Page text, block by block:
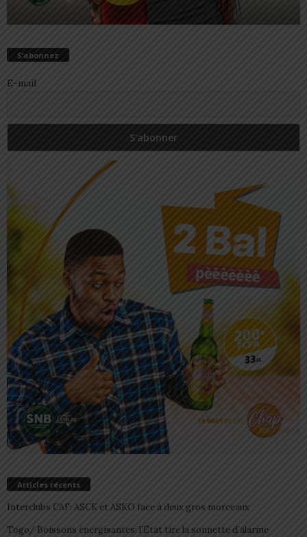
S’abonnez
E-mail
Articles récents
Interclubs CAF: ASCK et ASKO face à deux gros morceaux
Togo/ Boissons énergisantes: l’État tire la sonnette d’alarme